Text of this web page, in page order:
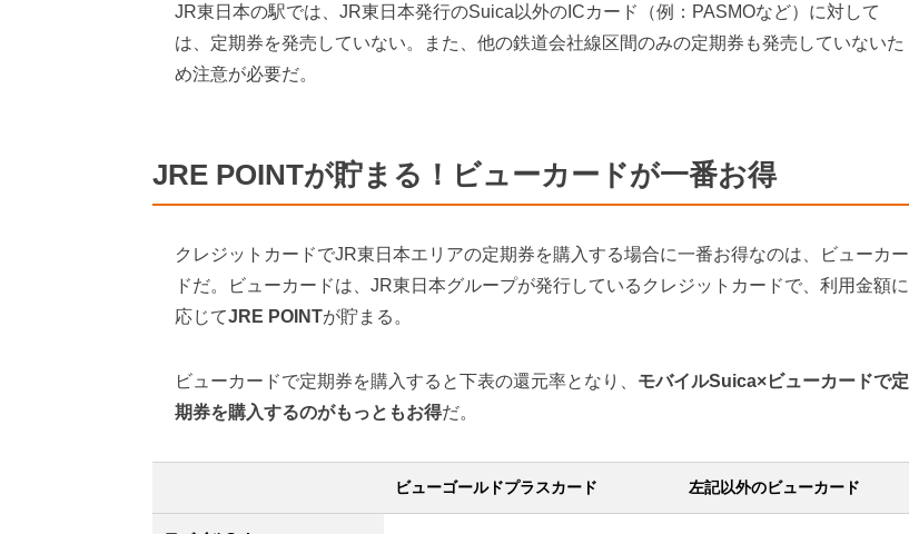
JR東日本の駅では、JR東日本発行のSuica以外のICカード（例：PASMOなど）に対して
は、定期券を発売していない。また、他の鉄道会社線区間のみの定期券も発売していないた
め注意が必要だ。
JRE POINTが貯まる！ビューカードが一番お得
クレジットカードでJR東日本エリアの定期券を購入する場合に一番お得なのは、ビューカー
ドだ。ビューカードは、JR東日本グループが発行しているクレジットカードで、利用金額に
応じてJRE POINTが貯まる。
ビューカードで定期券を購入すると下表の還元率となり、 モバイルSuica×ビューカードで定
期券を購入するのがもっともお得だ。
ビューゴールドプラスカード 左記以外のビューカード